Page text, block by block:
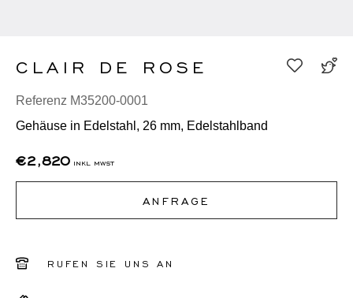
CLAIR DE ROSE
Referenz M35200-0001
Gehäuse in Edelstahl, 26 mm, Edelstahlband
€2,820 inkl mwst
ANFRAGE
RUFEN SIE UNS AN